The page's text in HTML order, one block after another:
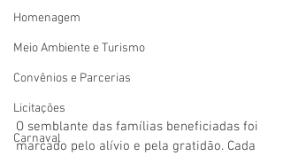
Homenagem
Meio Ambiente e Turismo
Convênios e Parcerias
Licitações
Carnaval
O semblante das famílias beneficiadas foi
marcado pelo alívio e pela gratidão. Cada